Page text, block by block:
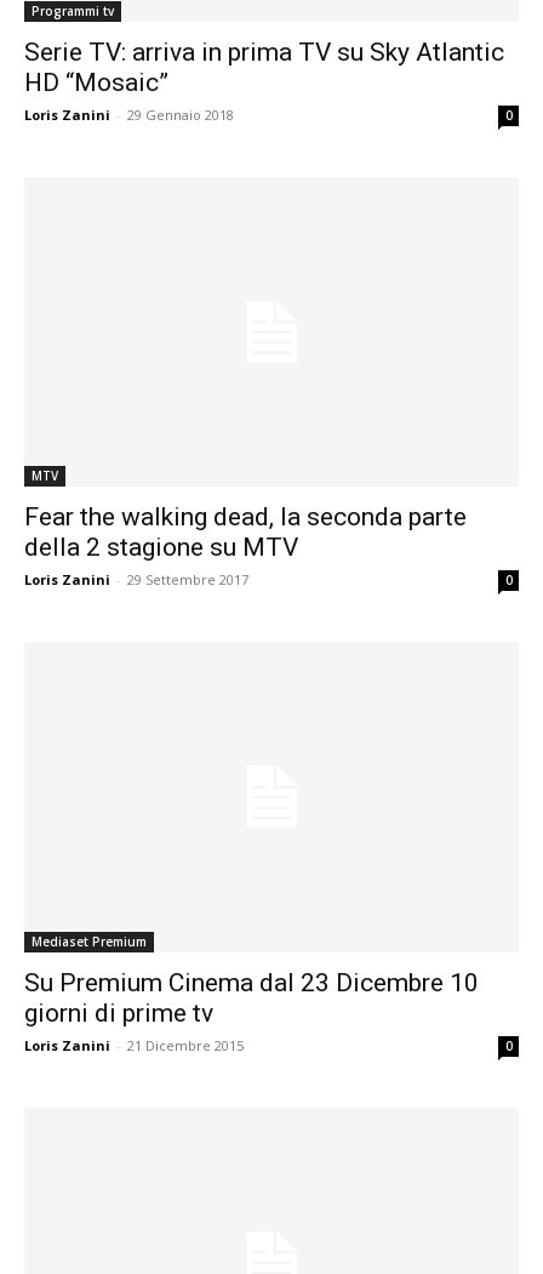
Programmi tv
Serie TV: arriva in prima TV su Sky Atlantic
HD “Mosaic”
Loris Zanini - 29 Gennaio 2018 0
MTV
Fear the walking dead, la seconda parte
della 2 stagione su MTV
Loris Zanini - 29 Settembre 2017 0
Mediaset Premium
Su Premium Cinema dal 23 Dicembre 10
giorni di prime tv
Loris Zanini - 21 Dicembre 2015 0